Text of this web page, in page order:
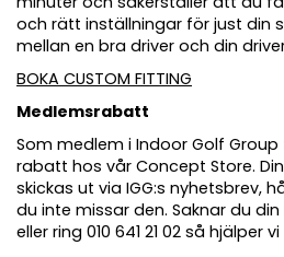
och rätt inställningar för just din
mellan en bra driver och din
BOKA CUSTOM FITTING
Medlemsrabatt
Som medlem i Indoor Golf Group
rabatt hos vår Concept Store.
skickas ut via IGG:s nyhetsbrev,
du inte missar den. Saknar du din
eller ring 010 641 21 02 så hjälper